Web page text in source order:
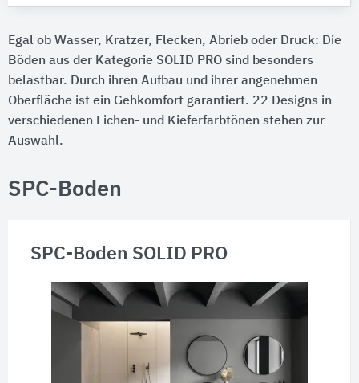
Egal ob Wasser, Kratzer, Flecken, Abrieb oder Druck: Die
Böden aus der Kategorie SOLID PRO sind besonders
belastbar. Durch ihren Aufbau und ihrer angenehmen
Oberfläche ist ein Gehkomfort garantiert. 22 Designs in
verschiedenen Eichen- und Kieferfarbtönen stehen zur
Auswahl.
SPC-Boden
SPC-Boden SOLID PRO